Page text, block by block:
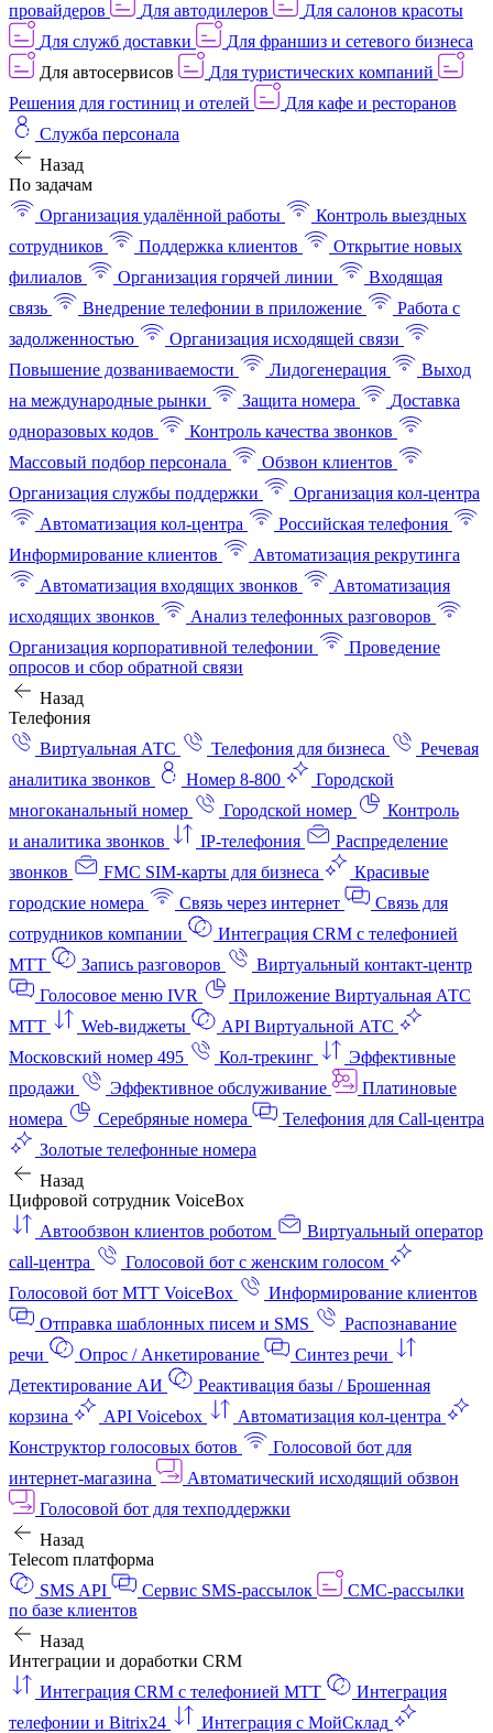
провайдеров
Для автодилеров
Для салонов красоты
Для служб доставки
Для франшиз и сетевого бизнеса
Для автосервисов
Для туристических компаний
Решения для гостиниц и отелей
Для кафе и ресторанов
Служба персонала
Назад
По задачам
Организация удалённой работы
Контроль выездных
сотрудников
Поддержка клиентов
Открытие новых
филиалов
Организация горячей линии
Входящая
связь
Внедрение телефонии в приложение
Работа с
задолженностью
Организация исходящей связи
Повышение дозваниваемости
Лидогенерация
Выход
на международные рынки
Защита номера
Доставка
одноразовых кодов
Контроль качества звонков
Массовый подбор персонала
Обзвон клиентов
Организация службы поддержки
Организация кол-центра
Автоматизация кол-центра
Российская телефония
Информирование клиентов
Автоматизация рекрутинга
Автоматизация входящих звонков
Автоматизация
исходящих звонков
Анализ телефонных разговоров
Организация корпоративной телефонии
Проведение
опросов и сбор обратной связи
Назад
Телефония
Виртуальная АТС
Телефония для бизнеса
Речевая
аналитика звонков
Номер 8-800
Городской
многоканальный номер
Городской номер
Контроль
и аналитика звонков
IP-телефония
Распределение
звонков
FMC SIM-карты для бизнеса
Красивые
городские номера
Связь через интернет
Связь для
сотрудников компании
Интеграция CRM с телефонией
МТТ
Запись разговоров
Виртуальный контакт‑центр
Голосовое меню IVR
Приложение Виртуальная АТС
МТТ
Web-виджеты
API Виртуальной АТС
Московский номер 495
Кол-трекинг
Эффективные
продажи
Эффективное обслуживание
Платиновые
номера
Серебряные номера
Телефония для Call-центра
Золотые телефонные номера
Назад
Цифровой сотрудник VoiceBox
Автообзвон клиентов роботом
Виртуальный оператор
call-центра
Голосовой бот с женским голосом
Голосовой бот МТТ VoiceBox
Информирование клиентов
Отправка шаблонных писем и SMS
Распознавание
речи
Опрос / Анкетирование
Синтез речи
Детектирование АИ
Реактивация базы / Брошенная
корзина
API Voicebox
Автоматизация кол‑центра
Конструктор голосовых ботов
Голосовой бот для
интернет‑магазина
Автоматический исходящий обзвон
Голосовой бот для техподдержки
Назад
Telecom платформа
SMS API
Сервис SMS-рассылок
СМС-рассылки
по базе клиентов
Назад
Интеграции и доработки CRM
Интеграция CRM с телефонией МТТ
Интеграция
телефонии и Bitrix24
Интеграция с МойСклад